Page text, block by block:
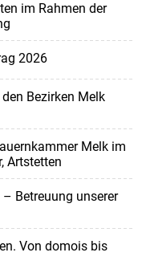
im Rahmen der
2026
Bezirken Melk
Melk im
Artstetten
Betreuung unserer
Von domois bis